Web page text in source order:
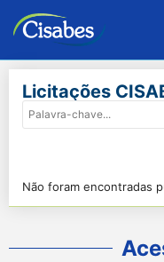
Licitações
Não foram encontradas